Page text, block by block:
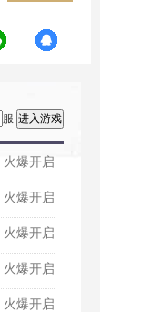
服
火爆开启
火爆开启
火爆开启
火爆开启
火爆开启